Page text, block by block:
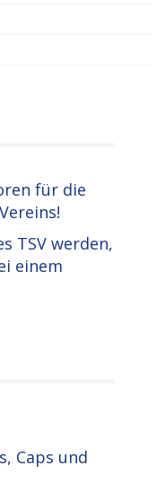
für die
TSV werden,
einem
Caps und